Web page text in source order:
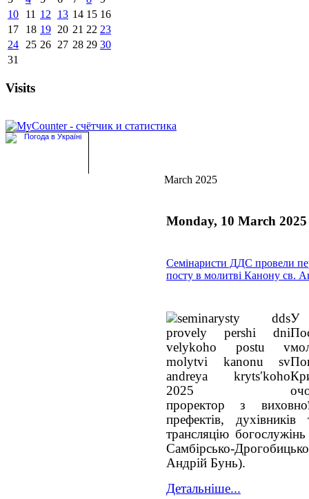
10
11 12 13 14 15 16
17
18 19 20 21 22 23
24
25 26 27 28 29 30
31
Visits
March 2025
Monday, 10 March 2025
Семінаристи ДДС провели
посту в молитві Канону св.
У
проректор з
префектів,
трансляцію
Самбірсько-
Андрій Бунь).
Детальніше...